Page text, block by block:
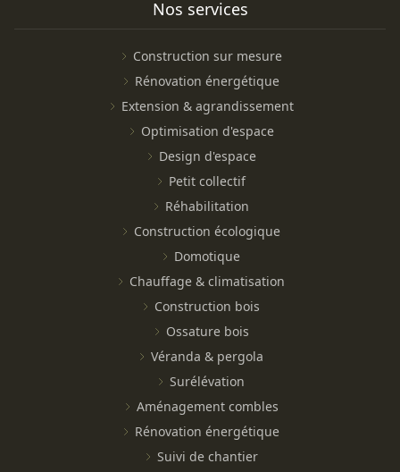
Nos services
Construction sur mesure
Rénovation énergétique
Extension & agrandissement
Optimisation d'espace
Design d'espace
Petit collectif
Réhabilitation
Construction écologique
Domotique
Chauffage & climatisation
Construction bois
Ossature bois
Véranda & pergola
Surélévation
Aménagement combles
Rénovation énergétique
Suivi de chantier